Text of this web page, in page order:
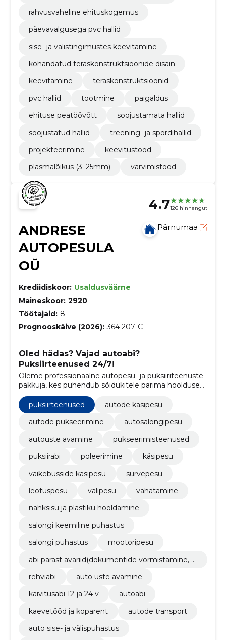
rahvusvaheline ehituskogemus
päevavalgusega pvc hallid
sise- ja välistingimustes keevitamine
kohandatud teraskonstruktsioonide disain
keevitamine
teraskonstruktsioonid
pvc hallid
tootmine
paigaldus
ehituse peatöövõtt
soojustamata hallid
soojustatud hallid
treening- ja spordihallid
projekteerimine
keevitustööd
plasmalõikus (3–25mm)
värvimistööd
4.7126 hinnangut
ANDRESE
AUTOPESULA
OÜ
Pärnumaa
Krediidiskoor: Usaldusväärne
Maineskoor: 2920
Töötajaid: 8
Prognooskäive (2026): 364 207 €
Oled hädas? Vajad autoabi?
Puksiirteenused 24/7!
Oleme professionaalne autopesu- ja puksiiriteenuste
pakkuja, kes pühendub sõidukitele parima hoolduse
pakkumisele Pärnus ja selle ümbruses.
puksiirteenused
autode käsipesu
autode pukseerimine
autosalongipesu
autouste avamine
pukseerimisteenused
puksiirabi
poleerimine
käsipesu
väikebusside käsipesu
survepesu
leotuspesu
välipesu
vahatamine
nahksisu ja plastiku hooldamine
salongi keemiline puhastus
salongi puhastus
mootoripesu
abi pärast avariid(dokumentide vormistamine, k
rehviabi
auto uste avamine
käivitusabi 12-ja 24 v
autoabi
kaevetööd ja koparent
autode transport
auto sise- ja välispuhastus